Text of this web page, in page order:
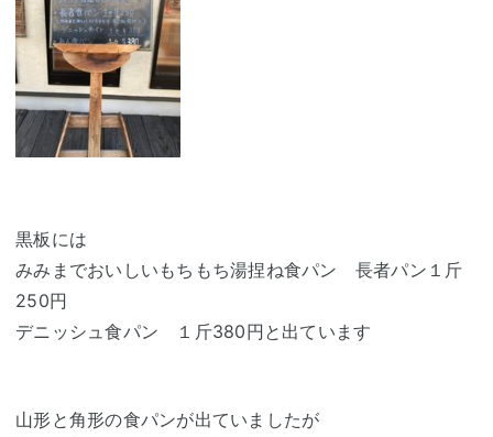
黒板には
みみまでおいしいもちもち湯捏ね食パン 長者パン１斤
250円
デニッシュ食パン １斤380円と出ています
山形と角形の食パンが出ていましたが